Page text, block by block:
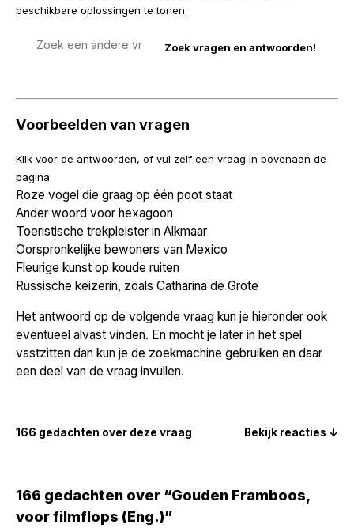
beschikbare oplossingen te tonen.
Voorbeelden van vragen
Klik voor de antwoorden, of vul zelf een vraag in bovenaan de
pagina
Roze vogel die graag op één poot staat
Ander woord voor hexagoon
Toeristische trekpleister in Alkmaar
Oorspronkelijke bewoners van Mexico
Fleurige kunst op koude ruiten
Russische keizerin, zoals Catharina de Grote
Het antwoord op de volgende vraag kun je hieronder ook
eventueel alvast vinden. En mocht je later in het spel
vastzitten dan kun je de zoekmachine gebruiken en daar
een deel van de vraag invullen.
166 gedachten over deze vraag Bekijk reacties ↓
166 gedachten over “Gouden Framboos,
voor filmflops (Eng.)”